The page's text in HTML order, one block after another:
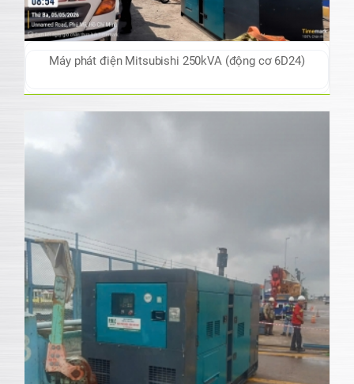
Máy phát điện Mitsubishi 250kVA (động cơ 6D24)